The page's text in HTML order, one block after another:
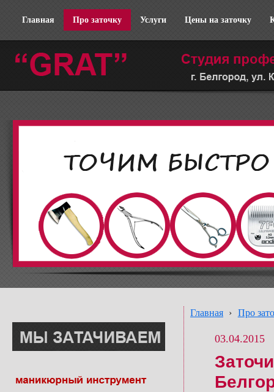
Главная Про заточку Услуги Цены на заточку
Главная › Про
03.04.2015